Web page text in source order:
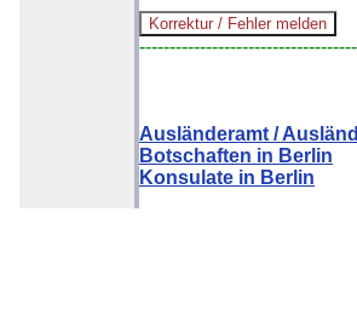
Ausländeramt /
Botschaften in Berlin
Konsulate in Berlin